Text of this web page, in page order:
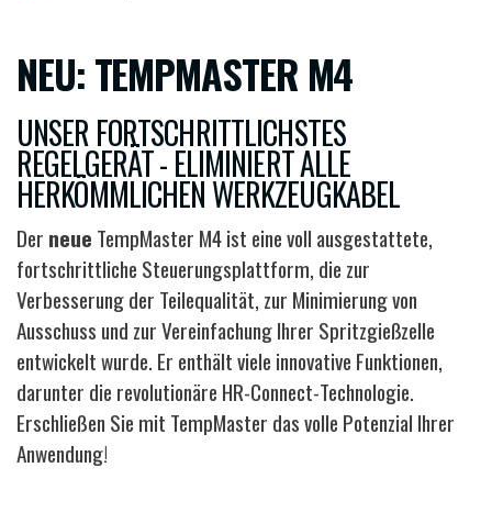
NEU: TEMPMASTER M4
UNSER FORTSCHRITTLICHSTES
REGELGERÄT - ELIMINIERT ALLE
HERKÖMMLICHEN WERKZEUGKABEL
Der neue TempMaster M4 ist eine voll ausgestattete,
fortschrittliche Steuerungsplattform, die zur
Verbesserung der Teilequalität, zur Minimierung von
Ausschuss und zur Vereinfachung Ihrer Spritzgießzelle
entwickelt wurde. Er enthält viele innovative Funktionen,
darunter die revolutionäre HR-Connect-Technologie.
Erschließen Sie mit TempMaster das volle Potenzial Ihrer
Anwendung!